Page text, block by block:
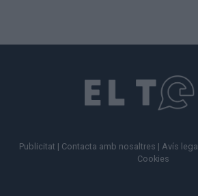
Publicitat | Contacta amb nosaltres | Avís legal
Cookies